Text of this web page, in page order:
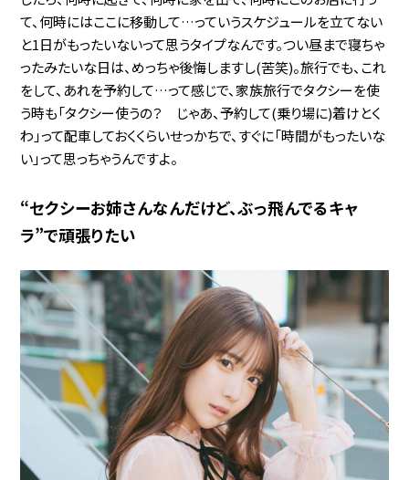
て、何時にはここに移動して…っていうスケジュールを立てない
と1日がもったいないって思うタイプなんです。つい昼まで寝ちゃ
ったみたいな日は、めっちゃ後悔しますし(苦笑)。旅行でも、これ
をして、あれを予約して…って感じで、家族旅行でタクシーを使
う時も「タクシー使うの？ じゃあ、予約して(乗り場に)着けとく
わ」って配車しておくくらいせっかちで、すぐに「時間がもったいな
い」って思っちゃうんですよ。
“セクシーお姉さんなんだけど、ぶっ飛んでるキャ
ラ”で頑張りたい